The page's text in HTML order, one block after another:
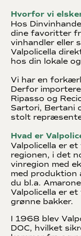
Hvorfor vi
Hos
dine favoritter
vinhandler eller
Valpolicella
hos din lokale
Vi har en
Derfor
Ripasso og
Sartori, Bertani
stolt
Hvad er
Valpolicella er
regionen, i det
vinregion med
med produktion
du bl.a.
Valpolicella er
grønne bakker.
I 1968 blev
DOC, hvilket